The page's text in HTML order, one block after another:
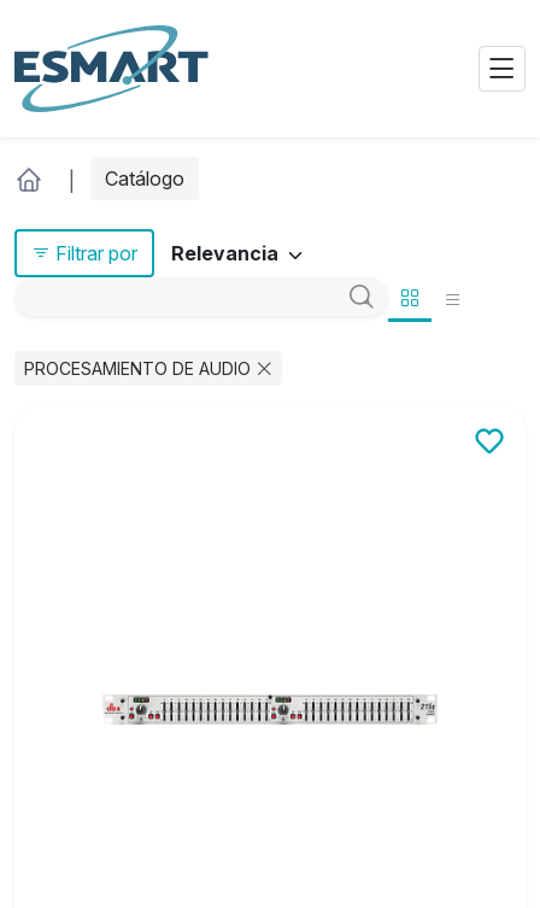
Catálogo
Filtrar por Relevancia
PROCESAMIENTO DE AUDIO